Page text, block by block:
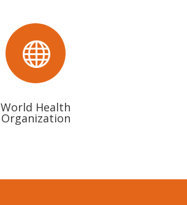

World Health
Organization